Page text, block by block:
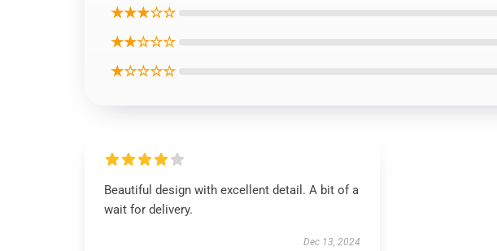
★★★☆☆
★★☆☆☆
★☆☆☆☆
Beautiful design with excellent detail. A bit of a
wait for delivery.
Dec 13, 2024